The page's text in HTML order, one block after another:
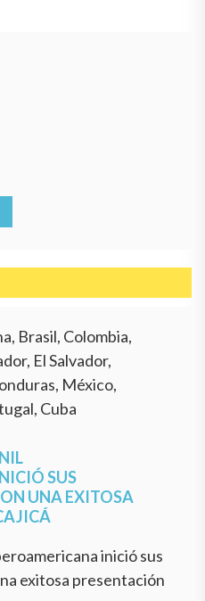
Brasil, Colombia,
El Salvador,
México,
Cuba
SUS
UNA EXITOSA
inició sus
exitosa presentación